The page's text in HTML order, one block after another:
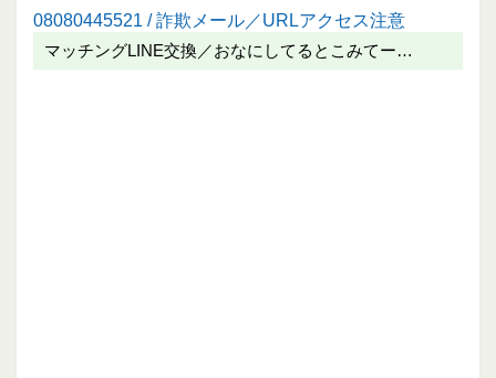
08080445521 / 詐欺メール／URLアクセス注意
マッチングLINE交換／おなにしてるとこみてー…